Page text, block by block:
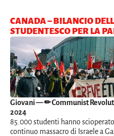
CANADA – BILANCIO
STUDENTESCO PER LA
Giovani— ✏ Communist
2024
85.000 studenti hanno
continuo massacro di Israele a